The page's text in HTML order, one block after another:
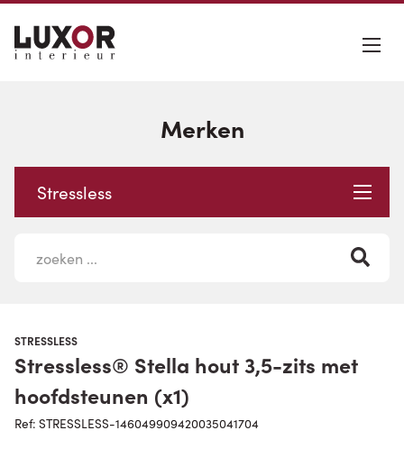
Merken
Stressless
STRESSLESS
Stressless® Stella hout 3,5-zits met
hoofdsteunen (x1)
Ref: STRESSLESS-146049909420035041704